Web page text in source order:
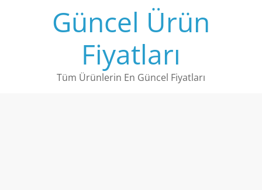
Güncel Ürün
Fiyatları
Tüm Ürünlerin En Güncel Fiyatları